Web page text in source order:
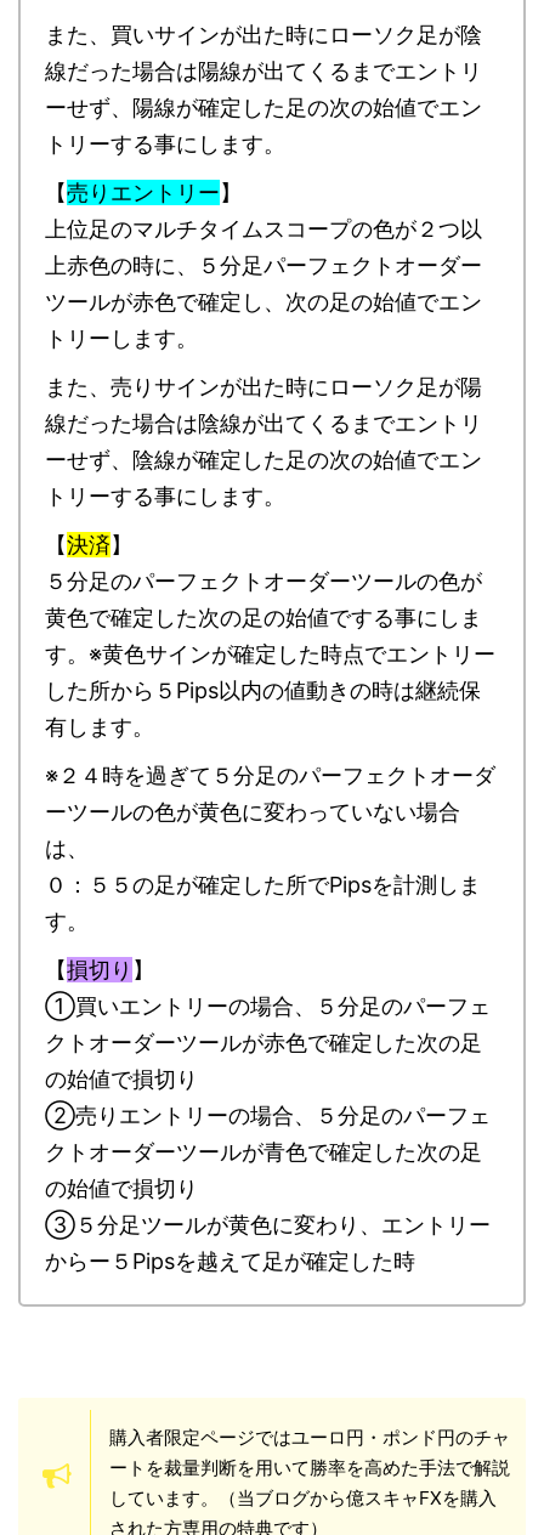
また、買いサインが出た時にローソク足が陰
線だった場合は陽線が出てくるまでエントリ
ーせず、陽線が確定した足の次の始値でエン
トリーする事にします。
【売りエントリー】
上位足のマルチタイムスコープの色が２つ以
上赤色の時に、５分足パーフェクトオーダー
ツールが赤色で確定し、次の足の始値でエン
トリーします。
また、売りサインが出た時にローソク足が陽
線だった場合は陰線が出てくるまでエントリ
ーせず、陰線が確定した足の次の始値でエン
トリーする事にします。
【決済】
５分足のパーフェクトオーダーツールの色が
黄色で確定した次の足の始値でする事にしま
す。※黄色サインが確定した時点でエントリー
した所から５Pips以内の値動きの時は継続保
有します。
※２４時を過ぎて５分足のパーフェクトオーダ
ーツールの色が黄色に変わっていない場合
は、
０：５５の足が確定した所でPipsを計測しま
す。
【損切り 】
①買いエントリーの場合、５分足のパーフェ
クトオーダーツールが赤色で確定した次の足
の始値で損切り
②売りエントリーの場合、５分足のパーフェ
クトオーダーツールが青色で確定した次の足
の始値で損切り
③５分足ツールが黄色に変わり、エントリー
からー５Pipsを越えて足が確定した時
購入者限定ページではユーロ円・ポンド円のチャ
ートを裁量判断を用いて勝率を高めた手法で解説
しています。（当ブログから億スキャFXを購入
された方専用の特典です）